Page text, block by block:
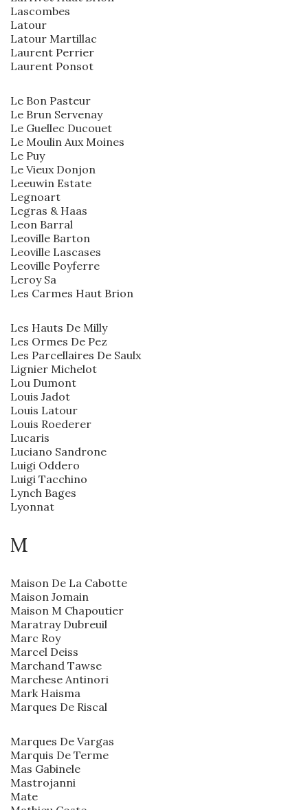
Lascombes
Latour
Latour Martillac
Laurent Perrier
Laurent Ponsot
Le Bon Pasteur
Le Brun Servenay
Le Guellec Ducouet
Le Moulin Aux Moines
Le Puy
Le Vieux Donjon
Leeuwin Estate
Legnoart
Legras & Haas
Leon Barral
Leoville Barton
Leoville Lascases
Leoville Poyferre
Leroy Sa
Les Carmes Haut Brion
Les Hauts De Milly
Les Ormes De Pez
Les Parcellaires De Saulx
Lignier Michelot
Lou Dumont
Louis Jadot
Louis Latour
Louis Roederer
Lucaris
Luciano Sandrone
Luigi Oddero
Luigi Tacchino
Lynch Bages
Lyonnat
M
Maison De La Cabotte
Maison Jomain
Maison M Chapoutier
Maratray Dubreuil
Marc Roy
Marcel Deiss
Marchand Tawse
Marchese Antinori
Mark Haisma
Marques De Riscal
Marques De Vargas
Marquis De Terme
Mas Gabinele
Mastrojanni
Mate